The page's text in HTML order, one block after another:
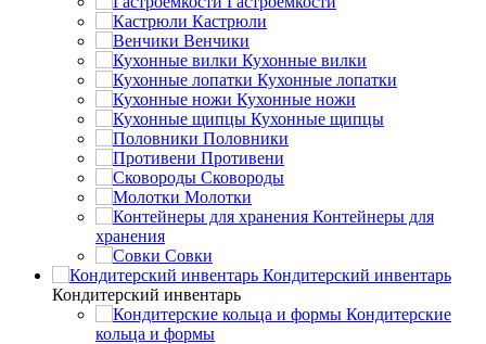
Кастрюли
Венчики
Кухонные вилки
Кухонные лопатки
Кухонные ножи
Кухонные щипцы
Половники
Противени
Сковороды
Молотки
Контейнеры для
хранения
Совки
Кондитерский инвентарь
Кондитерский инвентарь
Кондитерские
кольца и формы